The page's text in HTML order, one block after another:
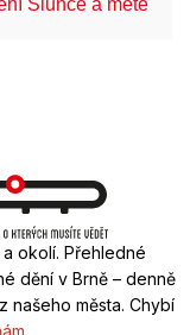
a okolí. Přehledné
dění v Brně – denně
našeho města. Chybí